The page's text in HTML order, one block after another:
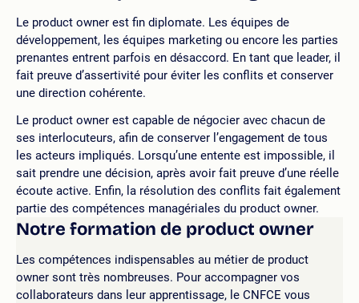
Le product owner est fin diplomate. Les équipes de
développement, les équipes marketing ou encore les parties
prenantes entrent parfois en désaccord. En tant que leader, il
fait preuve d’assertivité pour éviter les conflits et conserver
une direction cohérente.
Le product owner est capable de négocier avec chacun de
ses interlocuteurs, afin de conserver l’engagement de tous
les acteurs impliqués. Lorsqu’une entente est impossible, il
sait prendre une décision, après avoir fait preuve d’une réelle
écoute active. Enfin, la résolution des conflits fait également
partie des compétences managériales du product owner.
Notre formation de product owner
Les compétences indispensables au métier de product
owner sont très nombreuses. Pour accompagner vos
collaborateurs dans leur apprentissage, le CNFCE vous